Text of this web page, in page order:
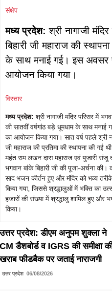
संक्षेप
मध्य प्रदेश:श्री नागाजी
बिहारी जी महाराज की
के साथ मनाई गई। इस अवसर
आयोजन किया गया।
विस्तार
मध्य प्रदेश: श्री नागाजी मंदिर परिसर में
की सातवीं वर्षगांठ बड़े धूमधाम के साथ मनाई
का आयोजन किया गया। सात वर्ष पहले श्री
जी महाराज की प्रतिमा की स्थापना की
महंत राम लखन दास महाराज एवं पुजारी संजू
भगवान बांके बिहारी जी की पूजा-अर्चना की।
साद भजन कीर्तन हुए और मंदिर को भव्य
किया गया, जिससे श्रद्धालुओं में भक्ति का
हजारों की संख्या में श्रद्धालु शामिल हुए और
किया।
उत्तर प्रदेश: डीएम अनुपम शुक्ला ने
CM डैशबोर्ड व IGRS की समीक्षा
खराब फीडबैक पर जताई नाराजगी
उत्तर प्रदेश 06/08/2026